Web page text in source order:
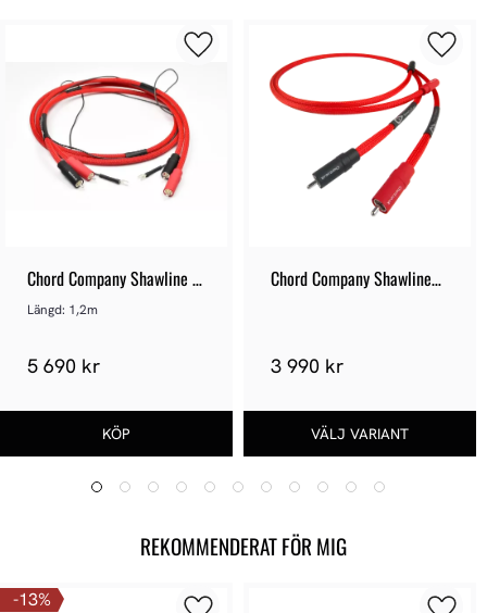
Chord Company Shawline
Turntable - RCA
Längd: 1,2m
5 690 kr
Chord Company ShawlineX
3 990 kr
REKOMMENDERAT FÖR MIG
13%